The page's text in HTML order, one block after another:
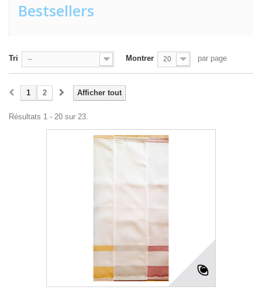
Bestsellers
.
Tri -- Montrer 20 par page
Afficher tout
1 2
Résultats 1 - 20 sur 23.